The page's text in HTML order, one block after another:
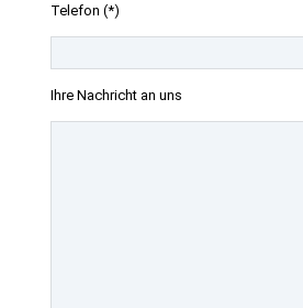
Telefon (*)
Ihre Nachricht an uns